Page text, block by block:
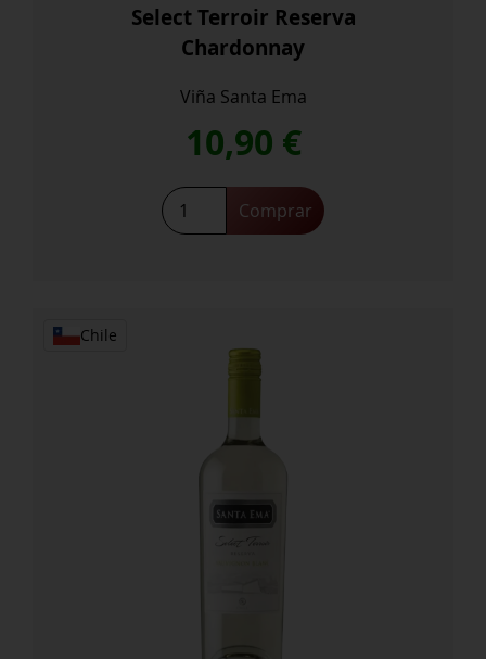
Select Terroir Reserva
Chardonnay
Viña Santa Ema
10,90 €
Select
Terroir
Comprar
Chile